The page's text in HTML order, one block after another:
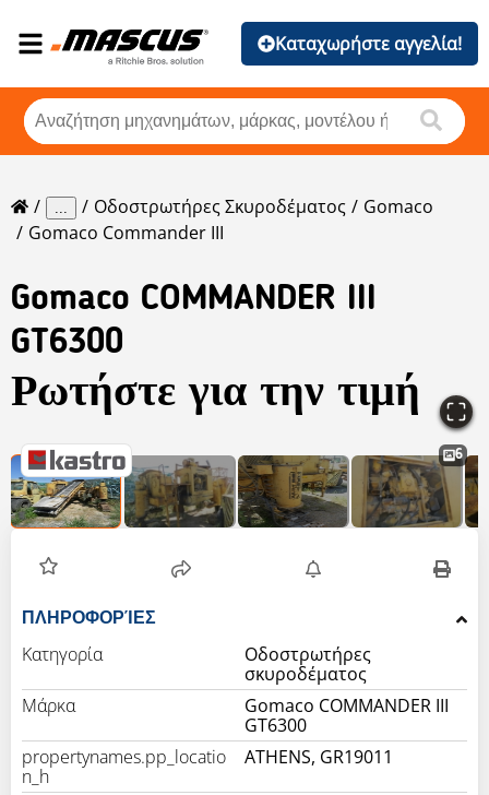
Καταχωρήστε αγγελία!
... Οδοστρωτήρες Σκυροδέματος
Gomaco
Gomaco Commander III
Gomaco COMMANDER III
GT6300
Ρωτήστε για την τιμή
6
ΠΛΗΡΟΦΟΡΊΕΣ
Κατηγορία
Οδοστρωτήρες
σκυροδέματος
Μάρκα
Gomaco COMMANDER III
GT6300
propertynames.pp_locatio
n_h
ATHENS, GR19011